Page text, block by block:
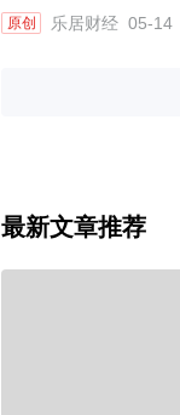
原创 乐居财经 05-14
最新文章推荐